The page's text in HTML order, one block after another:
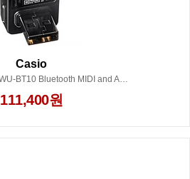
Casio
Casio Casiotone WU-BT10 Bluetooth MIDI and Audio Adapter
111,400원